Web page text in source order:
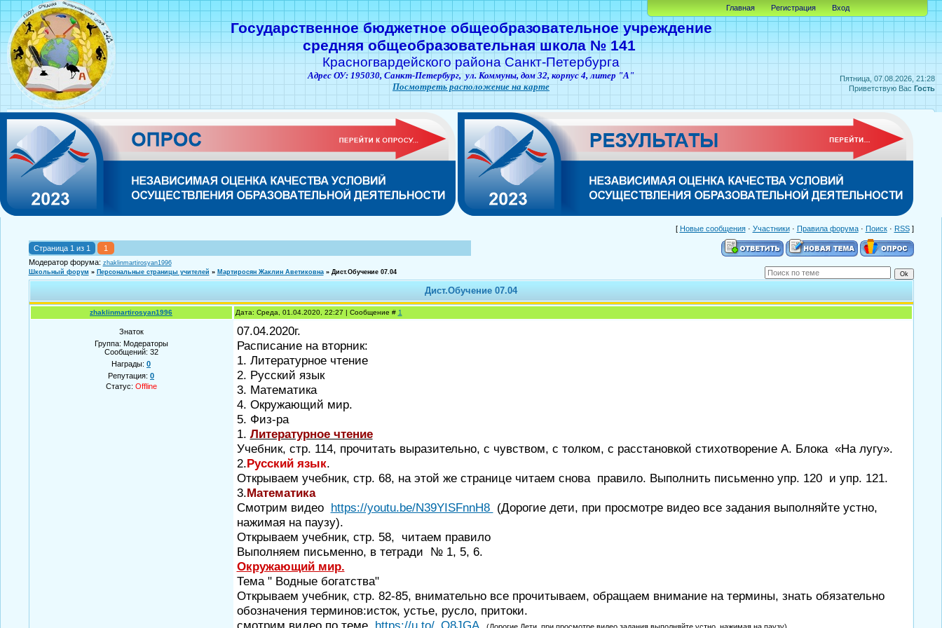
Пятница, 07.08.2026, 21:28
Приветствую Вас Гость
Государственное бюджетное общеобразовательное учреждение
средняя общеобразовательная школа № 141
Красногвардейского района Санкт-Петербурга
Адрес ОУ: 195030, Санкт-Петербург, ул. Коммуны, дом 32, корпус 4, литер "А"
Посмотреть расположение на карте
Главная Регистрация Вход
[ Новые сообщения· Участники· Правила форума· Поиск· RSS]
Страница 1 из 1
1
Модератор форума: zhaklinmartirosyan1996
Школьный форум » Персональные страницы учителей » Мартиросян Жаклин Аветиковна » Дист.Обучение 07.04
Дист.Обучение 07.04
zhaklinmartirosyan1996 Дата: Среда, 01.04.2020, 22:27 | Сообщение # 1
Знаток
Группа: Модераторы
Сообщений: 32
Награды: 0
Репутация: 0
Статус: Offline
07.04.2020г.
Расписание на вторник:
1. Литературное чтение
2. Русский язык
3. Математика
4. Окружающий мир.
5. Физ-ра
1. Литературное чтение
Учебник, стр. 114, прочитать выразительно, с чувством, с толком, с расстановкой стихотворение А. Блока «На лугу».
2.Русский язык.
Открываем учебник, стр. 68, на этой же странице читаем снова правило. Выполнить письменно упр. 120 и упр. 121.
3.Математика
Смотрим видео https://youtu.be/N39YISFnnH8 (Дорогие дети, при просмотре видео все задания выполняйте устно,
нажимая на паузу).
Открываем учебник, стр. 58, читаем правило
Выполняем письменно, в тетради № 1, 5, 6.
Окружающий мир.
Тема " Водные богатства"
Открываем учебник, стр. 82-85, внимательно все прочитываем, обращаем внимание на термины, знать обязательно
обозначения терминов:исток, устье, русло, притоки.
смотрим видео по теме https://u.to/_Q8JGA